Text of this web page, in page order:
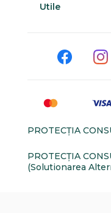
Utile
PROTECŢIA
PROTECŢIA
(Solutionarea